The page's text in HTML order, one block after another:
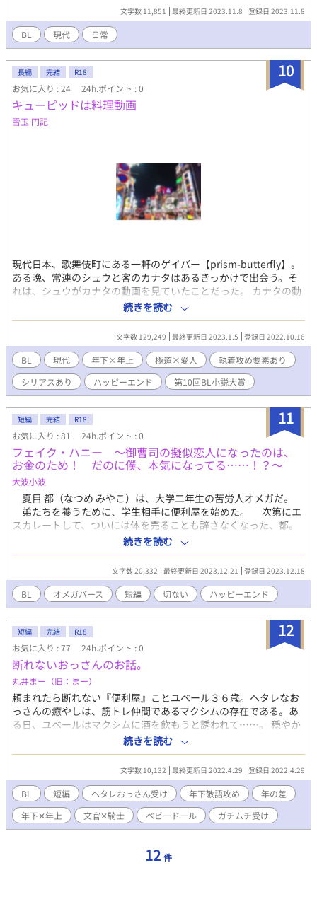
文字数 11,851 最終更新日 2023.11.8 登録日 2023.11.8
BL 現代 日常
10
長編 完結 R18
お気に入り : 24 24h.ポイント : 0
キューピッドは料理動画
雪玉 円記
現代日本、歌舞伎町にある一軒のゲイバー【prism-butterfly】。
ある晩、常連のシュウと客のカナタはあるきっかけで出会う。そ
れは、シュウがカナタの動画を見ていたことだった。 カナタの動
画のファンであるシュウと、シュウが好みのタイプど真ん中のカ
ナタ。 それぞれの思惑を隠したままカナタの家に向かうことに。
しかしシュウは、カナタに隠していることがあった。それは、自
分が極道若頭の愛人であるという事実――……。 シュウとカナ
タ、そして二人を取り巻く人間たち。 それぞれの思いはどこに向
かうのか。 料理動画クリエイター・カナタ×表向きは便利屋・シ
ュウの、二人が結ばれるまでの物語。 ※同内容でムーンライトノ
ベルズ様でも投稿中です。 ※章が完結するごとに、pixivにも同内
容を投稿する予定となっております。 ※性描写シーンを含みま
す。その場合はタイトルに「※」がつきます。目安にしてくださ
い。 ※一部、社会的ではない・暴力的な設定・表現を含みます。
※あらゆる団体、人物、事象とはなんら関わりありません。 （表
紙は写真フリー素材サイトからDLさせていただいたものをぼかし
加工したものです）
続きを読む
文字数 129,249 最終更新日 2023.1.5 登録日 2022.10.16
BL 現代 年下×年上 極道×愛人
執着攻め要素あり
シリアスあり
ハッピーエンド 第10回BL小説大賞
11
短編 完結 R18
お気に入り : 81 24h.ポイント : 0
フェイク・ハニー ～御曹司の擬似恋人になったのは、
お金のため！ だのに僕、本気になってる……！？～
大波小波
夏目 都（なつめ みやこ）は、大学二年生の苦労人オメガだ。
弟たちを養うために、学生相手に便利屋を始めた。 次第にエ
スカレートして、ついには体を売ることも辞さなくなった、都。
そんな彼の元へ現れたのは、富豪の御曹司アルファ・神谷 雄翔
（かみや ゆうと）だ。 雄翔は都に、自分専属の便利屋になっ
て、疑似恋人を演じて欲しいと願い出た……！
続きを読む
文字数 20,332 最終更新日 2023.12.21 登録日 2023.12.18
BL オメガバース 短編 切ない ハッピーエンド
12
短編 完結 R18
お気に入り : 77 24h.ポイント : 0
断れないおっさんのお話。
丸井まー（旧：まー）
頼まれたら断れない『便利屋』ことユベール３６歳。ヘタレなお
っさんの癒やしは、筋トレ仲間であるマクシムの存在である。あ
る日、ユベールはマクシムに酒を飲もうと誘われて……。 穏やか
な地味文官（２６）✕ヘタレマッチョ騎士（３６） ※リクエスト
をくださった祭崎飯代様に捧げます。楽しいリクエストをありが
とうございました！！ ※ムーンライトノベルズさんでも公開して
おります。
続きを読む
文字数 10,132 最終更新日 2022.4.29 登録日 2022.4.29
BL 短編 ヘタレおっさん受け 年下敬語攻め
年の差
年下✕年上
文官✕騎士 ベビードール ガチムチ受け
12 件